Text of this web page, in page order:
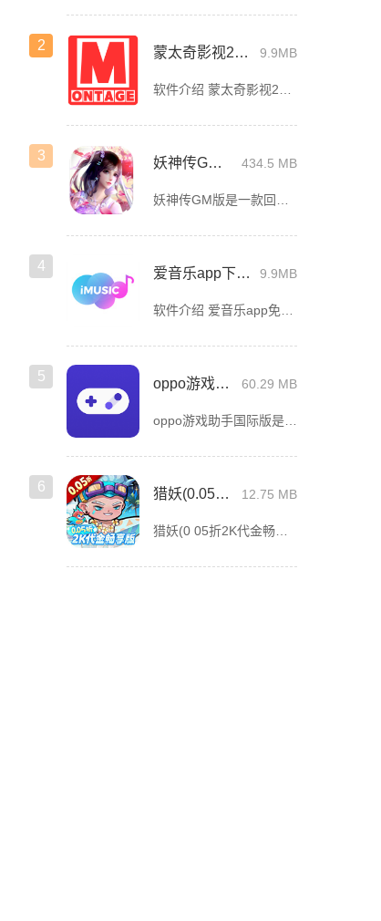
2 蒙太奇影视2025最新版本下载 9.9MB
3 妖神传GM版 434.5 MB
4 爱音乐app下载免费版 9.9MB
5 oppo游戏助手国际版 60.29 MB
6 猎妖(0.05折2K代金畅享版) 12.75 MB